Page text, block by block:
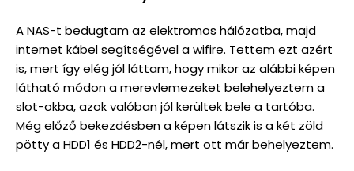
A NAS-t bedugtam az elektromos hálózatba, majd
internet kábel segítségével a wifire. Tettem ezt azért
is, mert így elég jól láttam, hogy mikor az alábbi képen
látható módon a merevlemezeket belehelyeztem a
slot-okba, azok valóban jól kerültek bele a tartóba.
Még előző bekezdésben a képen látszik is a két zöld
pötty a HDD1 és HDD2-nél, mert ott már behelyeztem.